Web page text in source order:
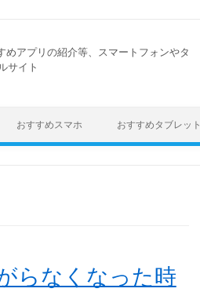
めアプリの紹介等、スマートフォンやタ
サイト
おすすめスマホ おすすめタブレット
らなくなった時